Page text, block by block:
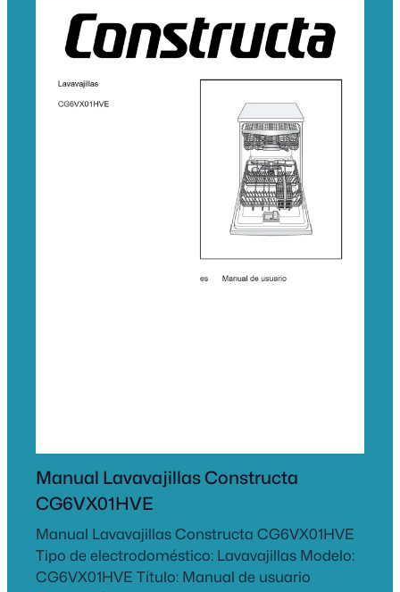
Manual Lavavajillas Constructa
CG6VX01HVE
Manual Lavavajillas Constructa CG6VX01HVE
Tipo de electrodoméstico: Lavavajillas Modelo:
CG6VX01HVE Título: Manual de usuario